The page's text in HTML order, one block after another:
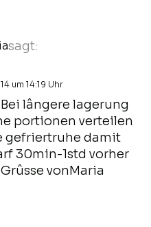
sagt:
um 14:19 Uhr
lângere lagerung
portionen verteilen
gefriertruhe damit
30min-1std vorher
vonMaria